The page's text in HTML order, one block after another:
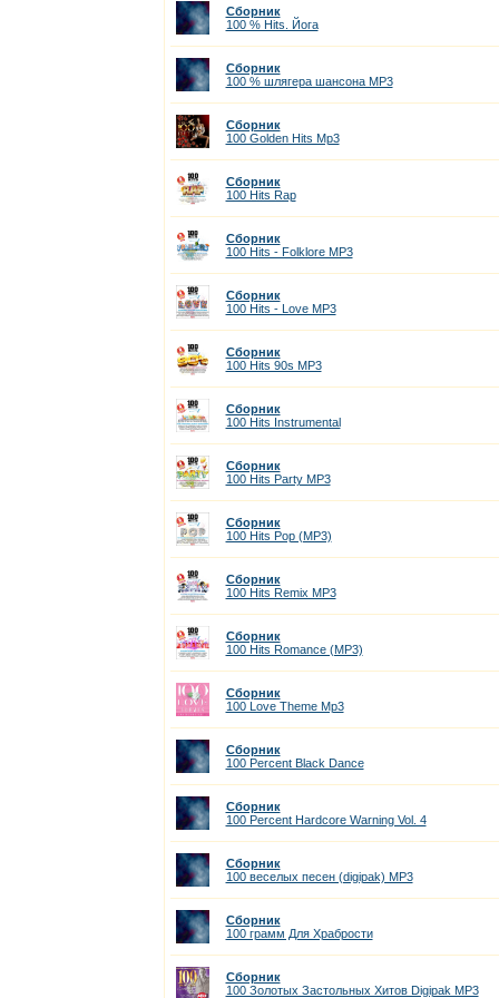
Сборник
100 % Hits. Йога
Сборник
100 % шлягера шансона MP3
Сборник
100 Golden Hits Mp3
Сборник
100 Hits Rap
Сборник
100 Hits - Folklore МР3
Сборник
100 Hits - Love МР3
Сборник
100 Hits 90s MP3
Сборник
100 Hits Instrumental
Сборник
100 Hits Party MP3
Сборник
100 Hits Pop (MP3)
Сборник
100 Hits Remix MP3
Сборник
100 Hits Romance (МР3)
Сборник
100 Love Theme Mp3
Сборник
100 Percent Black Dance
Сборник
100 Percent Hardcore Warning Vol. 4
Сборник
100 веселых песен (digipak) MP3
Сборник
100 грамм Для Храбрости
Сборник
100 Золотых Застольных Хитов Digipak MP3